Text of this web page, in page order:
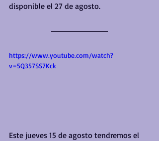
disponible el 27 de agosto.
https://www.youtube.com/watch?
v=5Q357SS7Kck
Este jueves 15 de agosto tendremos el